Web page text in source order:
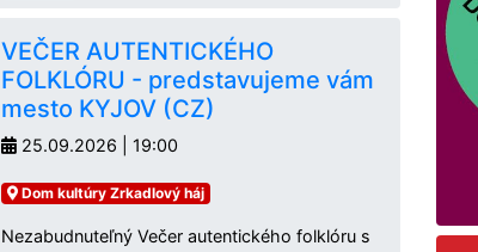
VEČER AUTENTICKÉHO
FOLKLÓRU - predstavujeme vám
mesto KYJOV (CZ)
25.09.2026 | 19:00
Dom kultúry Zrkadlový háj
Nezabudnuteľný Večer autentického folklóru s